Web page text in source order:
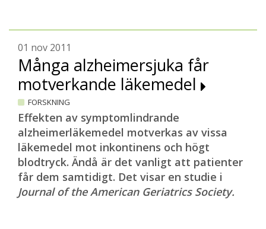
01 nov 2011
Många alzheimersjuka får
motverkande läkemedel
FORSKNING
Effekten av symptomlindrande
alzheimerläkemedel motverkas av vissa
läkemedel mot inkontinens och högt
blodtryck. Ändå är det vanligt att patienter
får dem samtidigt. Det visar en studie i
Journal of the American Geriatrics Society.